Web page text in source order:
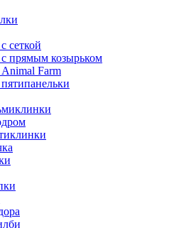
сеткой
прямым козырьком
Farm